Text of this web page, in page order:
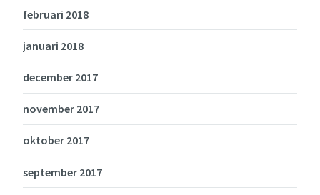
februari 2018
januari 2018
december 2017
november 2017
oktober 2017
september 2017